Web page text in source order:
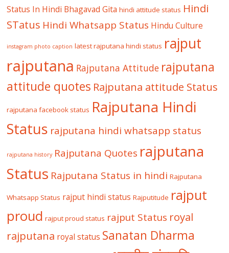
Status In Hindi Bhagavad Gita hindi attitude status Hindi
STatus Hindi Whatsapp Status Hindu Culture
instagram photo caption latest rajputana hindi status rajput
rajputana Rajputana Attitude rajputana
attitude quotes Rajputana attitude Status
rajputana facebook status Rajputana Hindi
Status rajputana hindi whatsapp status
rajputana history Rajputana Quotes rajputana
Status Rajputana Status in hindi Rajputana
Whatsapp Status rajput hindi status Rajputitude rajput
proud rajput proud status rajput Status royal
rajputana royal status Sanatan Dharma